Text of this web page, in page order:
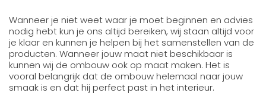
Wanneer je niet weet waar je moet beginnen en advies
nodig hebt kun je ons altijd bereiken, wij staan altijd voor
je klaar en kunnen je helpen bij het samenstellen van de
producten. Wanneer jouw maat niet beschikbaar is
kunnen wij de ombouw ook op maat maken. Het is
vooral belangrijk dat de ombouw helemaal naar jouw
smaak is en dat hij perfect past in het interieur.